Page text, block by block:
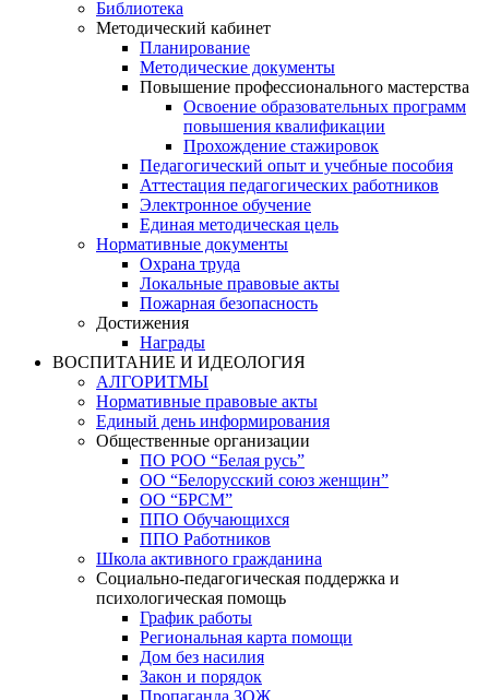
Библиотека
Методический кабинет
Планирование
Методические документы
Повышение профессионального мастерства
Освоение образовательных программ
повышения квалификации
Прохождение стажировок
Педагогический опыт и учебные пособия
Аттестация педагогических работников
Электронное обучение
Единая методическая цель
Нормативные документы
Охрана труда
Локальные правовые акты
Пожарная безопасность
Достижения
Награды
ВОСПИТАНИЕ И ИДЕОЛОГИЯ
АЛГОРИТМЫ
Нормативные правовые акты
Единый день информирования
Общественные организации
ПО РОО “Белая русь”
ОО “Белорусский союз женщин”
ОО “БРСМ”
ППО Обучающихся
ППО Работников
Школа активного гражданина
Социально-педагогическая поддержка и
психологическая помощь
График работы
Региональная карта помощи
Дом без насилия
Закон и порядок
Пропаганда ЗОЖ